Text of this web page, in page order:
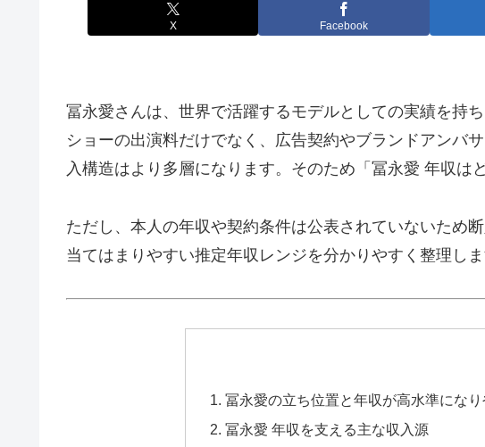
X Facebook
冨永愛さんは、世界で活躍するモデルとしての実績を持
ショーの出演料だけでなく、広告契約やブランドアンバ
入構造はより多層になります。そのため「冨永愛 年収は
ただし、本人の年収や契約条件は公表されていないため
当てはまりやすい推定年収レンジを分かりやすく整理しま
冨永愛の立ち位置と年収が高水準にな
冨永愛 年収を支える主な収入源